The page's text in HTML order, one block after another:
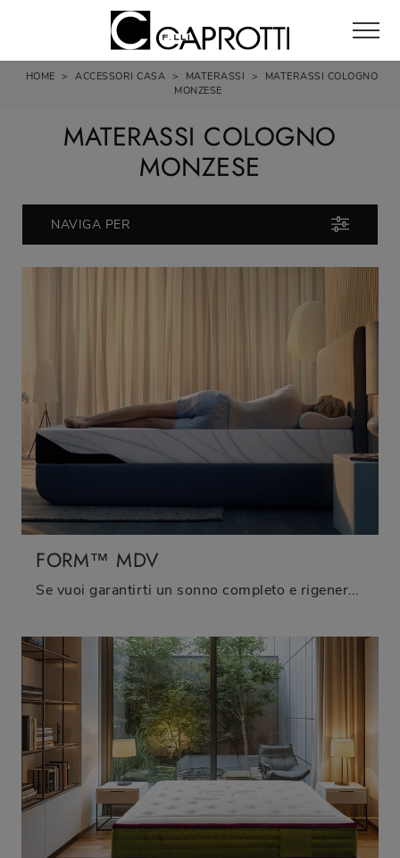
HOME > ACCESSORI CASA > MATERASSI >
MATERASSI COLOGNO
MONZESE
MATERASSI COLOGNO
MONZESE
NAVIGA PER
FORM™ MDV
Se vuoi garantirti un sonno completo e rigenerante, scopri i Materassi in memory foam matrimoniali come il modello Form™ MDV Tempur.